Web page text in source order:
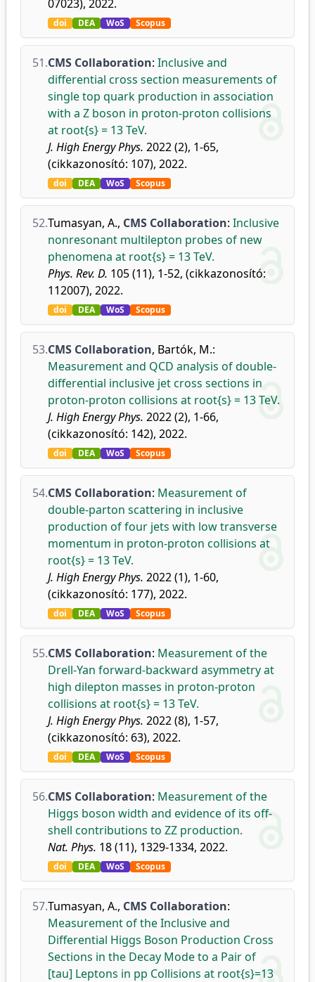
07023), 2022.
doi DEA WoS Scopus
51.CMS Collaboration: Inclusive and
differential cross section measurements of
single top quark production in association
with a Z boson in proton-proton collisions
at root{s} = 13 TeV.
J. High Energy Phys. 2022 (2), 1-65,
(cikkazonosító: 107), 2022.
doi DEA WoS Scopus
52.Tumasyan, A., CMS Collaboration: Inclusive
nonresonant multilepton probes of new
phenomena at root{s} = 13 TeV.
Phys. Rev. D. 105 (11), 1-52, (cikkazonosító:
112007), 2022.
doi DEA WoS Scopus
53.CMS Collaboration, Bartók, M.:
Measurement and QCD analysis of double-
differential inclusive jet cross sections in
proton-proton collisions at root{s} = 13 TeV.
J. High Energy Phys. 2022 (2), 1-66,
(cikkazonosító: 142), 2022.
doi DEA WoS Scopus
54.CMS Collaboration: Measurement of
double-parton scattering in inclusive
production of four jets with low transverse
momentum in proton-proton collisions at
root{s} = 13 TeV.
J. High Energy Phys. 2022 (1), 1-60,
(cikkazonosító: 177), 2022.
doi DEA WoS Scopus
55.CMS Collaboration: Measurement of the
Drell-Yan forward-backward asymmetry at
high dilepton masses in proton-proton
collisions at root{s} = 13 TeV.
J. High Energy Phys. 2022 (8), 1-57,
(cikkazonosító: 63), 2022.
doi DEA WoS Scopus
56.CMS Collaboration: Measurement of the
Higgs boson width and evidence of its off-
shell contributions to ZZ production.
Nat. Phys. 18 (11), 1329-1334, 2022.
doi DEA WoS Scopus
57.Tumasyan, A., CMS Collaboration:
Measurement of the Inclusive and
Differential Higgs Boson Production Cross
Sections in the Decay Mode to a Pair of
[tau] Leptons in pp Collisions at root{s}=13